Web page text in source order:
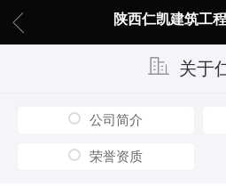
陕西仁凯建筑工
关于
公司简介
荣誉资质